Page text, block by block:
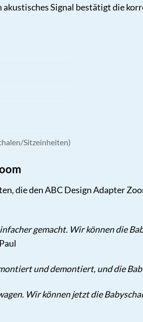
Signal bestätigt die
Sitzeinheiten)
die den ABC Design Adapter
gemacht. Wir können die
und demontiert, und die
Wir können jetzt die